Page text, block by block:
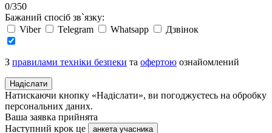
0/350
Бажаний спосіб зв`язку:
Viber
Telegram Whatsapp Дзвінок
З правилами техніки безпеки та офертою ознайомлений
Надіслати
Натискаючи кнопку «Надіслати», ви погоджуєтесь на обробку
персональних даних.
Ваша заявка прийнята
Наступний крок це
анкета учасника